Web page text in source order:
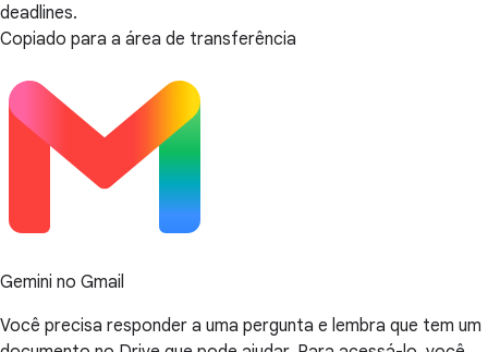
deadlines.
Copiado para a área de transferência
Gemini no Gmail
Você precisa responder a uma pergunta e lembra que tem um